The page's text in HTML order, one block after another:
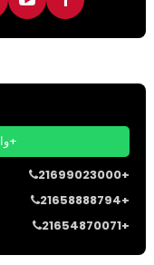
واتساب: 21698157879+
21699023000+
21658888794+
21654870071+